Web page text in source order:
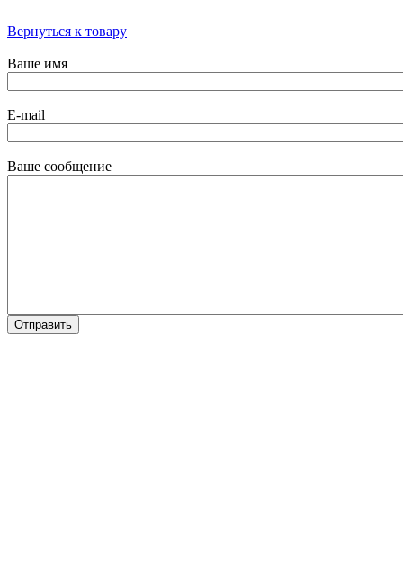
Вернуться к товару
Ваше имя
E-mail
Ваше сообщение